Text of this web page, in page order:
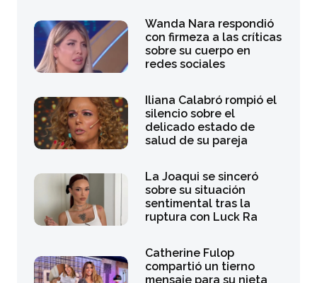
Wanda Nara respondió
con firmeza a las críticas
sobre su cuerpo en
redes sociales
Iliana Calabró rompió el
silencio sobre el
delicado estado de
salud de su pareja
La Joaqui se sinceró
sobre su situación
sentimental tras la
ruptura con Luck Ra
Catherine Fulop
compartió un tierno
mensaje para su nieta